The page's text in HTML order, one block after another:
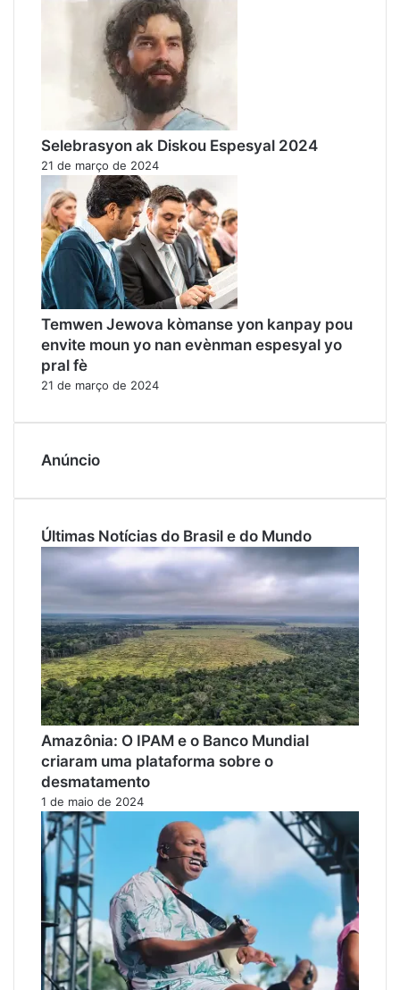
Selebrasyon ak Diskou Espesyal 2024
21 de março de 2024
Temwen Jewova kòmanse yon kanpay pou
envite moun yo nan evènman espesyal yo
pral fè
21 de março de 2024
Anúncio
Últimas Notícias do Brasil e do Mundo
Amazônia: O IPAM e o Banco Mundial
criaram uma plataforma sobre o
desmatamento
1 de maio de 2024